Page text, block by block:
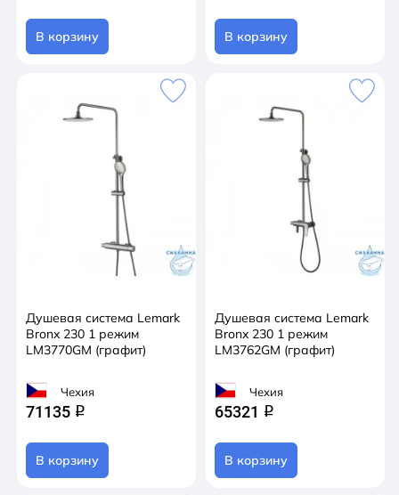
В корзину В корзину
Душевая система Lemark
Bronx 230 1 режим
LM3770GM (графит)
Чехия
71135 q
В корзину
Душевая система Lemark
Bronx 230 1 режим
LM3762GM (графит)
Чехия
65321 q
В корзину